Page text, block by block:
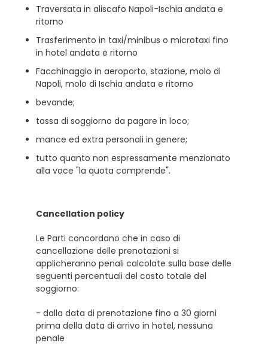
Traversata in aliscafo Napoli-Ischia andata e
ritorno
Trasferimento in taxi/minibus o microtaxi fino
in hotel andata e ritorno
Facchinaggio in aeroporto, stazione, molo di
Napoli, molo di Ischia andata e ritorno
bevande;
tassa di soggiorno da pagare in loco;
mance ed extra personali in genere;
tutto quanto non espressamente menzionato
alla voce "la quota comprende".
Cancellation policy
Le Parti concordano che in caso di
cancellazione delle prenotazioni si
applicheranno penali calcolate sulla base delle
seguenti percentuali del costo totale del
soggiorno:
- dalla data di prenotazione fino a 30 giorni
prima della data di arrivo in hotel, nessuna
penale